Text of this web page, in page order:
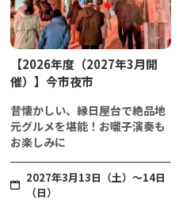
【2026年度（2027年3月開
催）】今市夜市
昔懐かしい、縁日屋台で絶品地
元グルメを堪能！お囃子演奏も
お楽しみに
2027年3月13日（土）～14日
（日）